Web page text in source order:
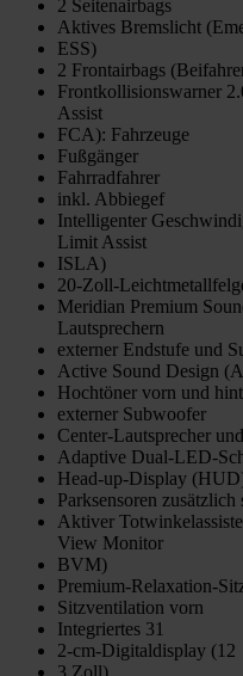
2 Seitenairbags
Aktives Bremslicht
ESS)
2 Frontairbags
Frontkollisionswarner
Assist
FCA): Fahrzeuge
Fußgänger
Fahrradfahrer
inkl. Abbiegef
Intelligenter
Limit Assist
ISLA)
20-Zoll-
Meridian Premium
Lautsprechern
externer Endstufe und
Active Sound Design
Hochtöner vorn und
externer Subwoofer
Center-Lautsprecher
Adaptive Dual-LED-
Head-up-Display
Parksensoren
Aktiver
View Monitor
BVM)
Premium-Relaxation-
Sitzventilation vorn
Integriertes 31
2-cm-Digitaldisplay (12
3 Zoll)